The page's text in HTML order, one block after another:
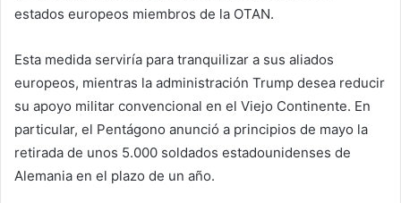
estados europeos miembros de la OTAN.
Esta medida serviría para tranquilizar a sus aliados
europeos, mientras la administración Trump desea reducir
su apoyo militar convencional en el Viejo Continente. En
particular, el Pentágono anunció a principios de mayo la
retirada de unos 5.000 soldados estadounidenses de
Alemania en el plazo de un año.